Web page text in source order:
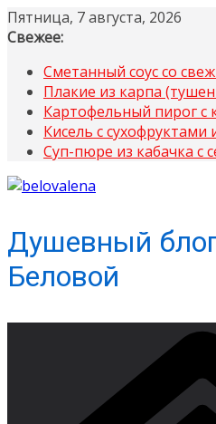
Перейти
к
Пятница, 7 августа, 2026
Свежее:
Сметанный соус со
Плакие из карпа
Картофельный пирог
Кисель с
Суп-пюре из кабачка с
Душевный
Беловой